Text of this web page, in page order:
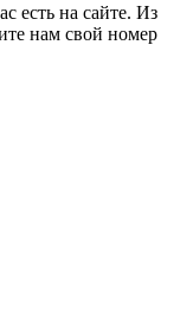
есть на сайте. Из
нам свой номер